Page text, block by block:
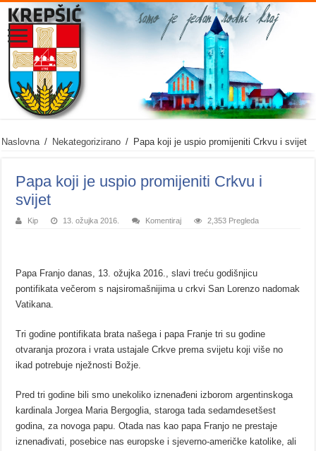
Naslovna / Nekategorizirano / Papa koji je uspio promijeniti Crkvu i svijet
Papa koji je uspio promijeniti Crkvu i
svijet
Kip 13. ožujka 2016. Komentiraj 2,353 Pregleda
Papa Franjo danas, 13. ožujka 2016., slavi treću godišnjicu
pontifikata večerom s najsiromašnijima u crkvi San Lorenzo nadomak
Vatikana.
Tri godine pontifikata brata našega i papa Franje tri su godine
otvaranja prozora i vrata ustajale Crkve prema svijetu koji više no
ikad potrebuje nježnosti Božje.
Pred tri godine bili smo unekoliko iznenađeni izborom argentinskoga
kardinala Jorgea Maria Bergoglia, staroga tada sedamdesetšest
godina, za novoga papu. Otada nas kao papa Franjo ne prestaje
iznenađivati, posebice nas europske i sjeverno-američke katolike, ali